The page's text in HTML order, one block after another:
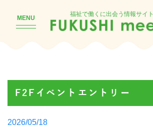
MENU
福祉で働くに出会う情報サイト
F2Fイベントエントリー
Posted
2026/05/18